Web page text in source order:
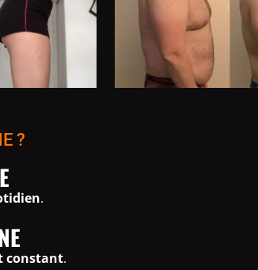
?
.
constant.